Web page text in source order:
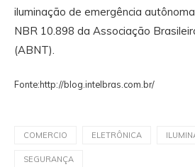
iluminação de emergência
NBR 10.898 da Associação
(ABNT).
Fonte:http://blog.intelbras.com.br/
COMERCIO ELETRÔNICA
SEGURANÇA